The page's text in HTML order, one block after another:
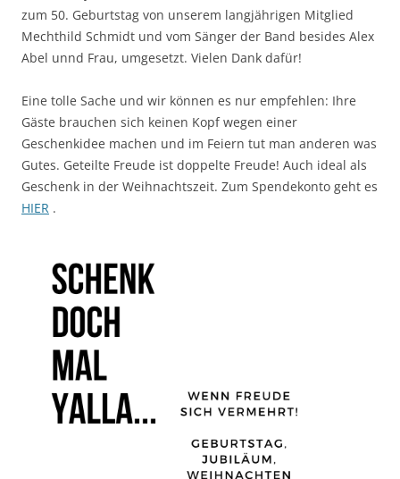
zum 50. Geburtstag von unserem langjährigen Mitglied
Mechthild Schmidt und vom Sänger der Band besides Alex
Abel unnd Frau, umgesetzt. Vielen Dank dafür!
Eine tolle Sache und wir können es nur empfehlen: Ihre
Gäste brauchen sich keinen Kopf wegen einer
Geschenkidee machen und im Feiern tut man anderen was
Gutes. Geteilte Freude ist doppelte Freude! Auch ideal als
Geschenk in der Weihnachtszeit. Zum Spendekonto geht es
HIER .